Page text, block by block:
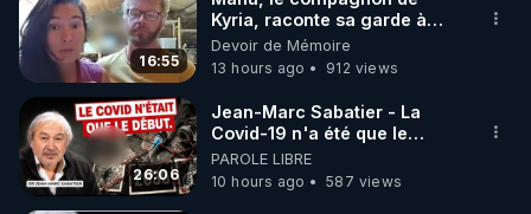
ma chaîne privée (ici) :
https://formations.emergences.net/iln0002-
chaineprivee
Les groupes déjà existants sur Solidarita.net :
https://solidarita.net/CDL104
16:55
Kyria, raconte sa garde à
vue musclée. PARTAGEZ!
Devoir de Mémoire
13 hours ago
912 views
26:06
Jean-Marc Sabatier - La
Covid-19 n'a été que le
début - L'ARNm & l'ARNm-aa
jusqu où auront-t-il ?
PAROLE LIBRE
10 hours ago
587 views